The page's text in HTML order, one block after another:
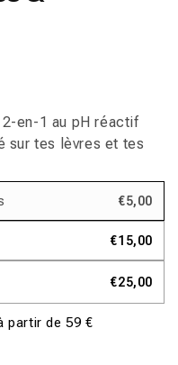
en-1 au pH réactif
sur tes lèvres et tes
€5,00
€15,00
€25,00
partir de 59 €